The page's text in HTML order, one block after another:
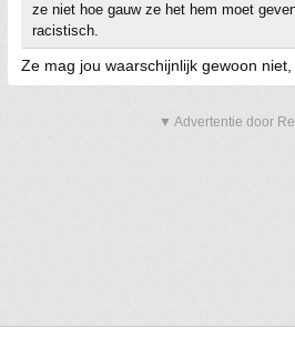
ze niet hoe gauw ze het hem moet
racistisch.
Ze mag jou waarschijnlijk gewoon niet,
▼ Advertentie door